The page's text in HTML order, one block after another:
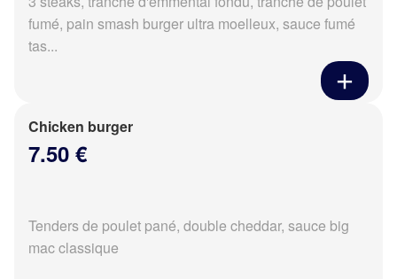
fumé, pain smash burger ultra moelleux, sauce fumé
tas...
Chicken burger
7.50 €
Tenders de poulet pané, double cheddar, sauce big
mac classique